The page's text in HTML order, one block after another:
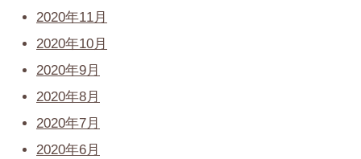
2020年11月
2020年10月
2020年9月
2020年8月
2020年7月
2020年6月